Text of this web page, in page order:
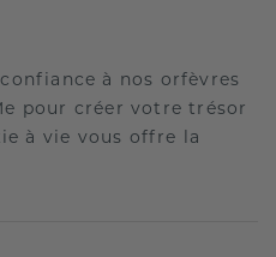
à nos orfèvres
pour créer votre trésor
à vie vous offre la